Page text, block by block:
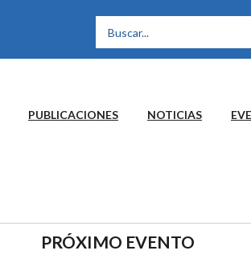
FORMULARIO
PUBLICACIONES NOTICIAS
PRÓXIMO EVENTO